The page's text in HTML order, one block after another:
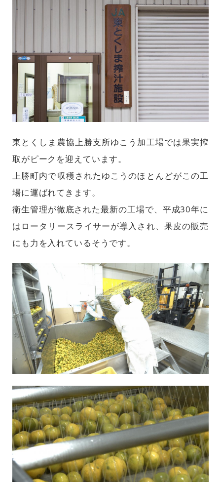
東とくしま農協上勝支所ゆこう加工場では果実搾
取がピークを迎えています。
上勝町内で収穫されたゆこうのほとんどがこの工
場に運ばれてきます。
衛生管理が徹底された最新の工場で、平成30年に
はロータリースライサーが導入され、果皮の販売
にも力を入れているそうです。